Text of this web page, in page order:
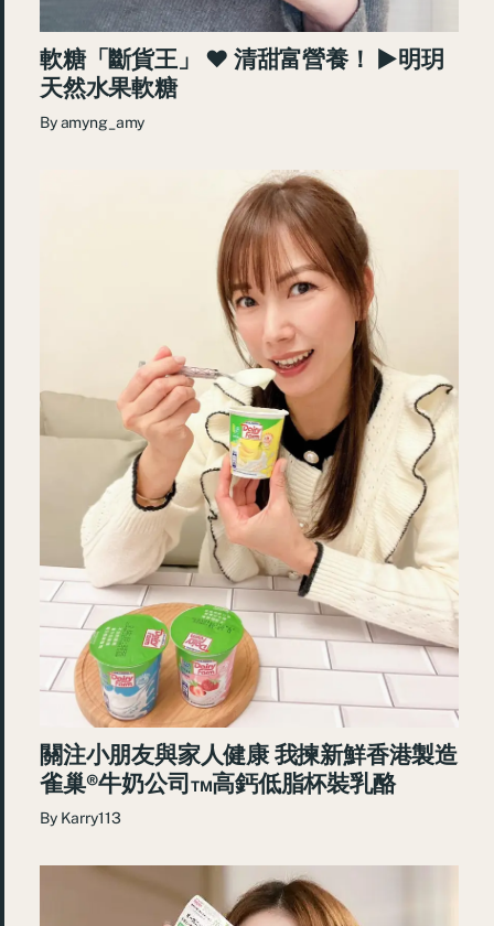
軟糖「斷貨王」 ♥ 清甜富營養！ ►明玥
天然水果軟糖
Byamyng_amy
關注小朋友與家人健康 我揀新鮮香港製造
雀巢®️牛奶公司™️高鈣低脂杯裝乳酪​
By Karry113